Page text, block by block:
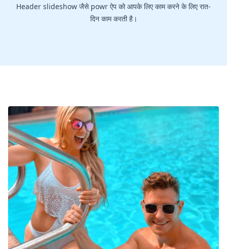
Header slideshow जैसे powr ऐप को आपके लिए काम करने के लिए रात-
दिन काम करती है।